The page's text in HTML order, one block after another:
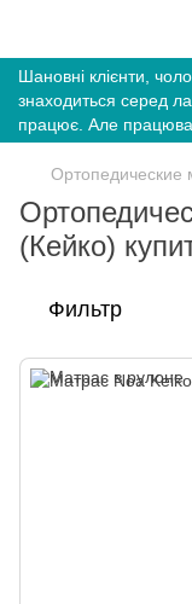
Шановні клієнти,
знаходиться серед
працює. Але
Ортопедические
(Кейко)
Фильтр